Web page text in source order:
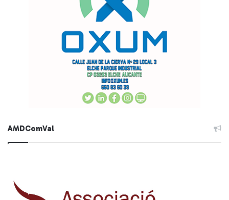
AMDComVal